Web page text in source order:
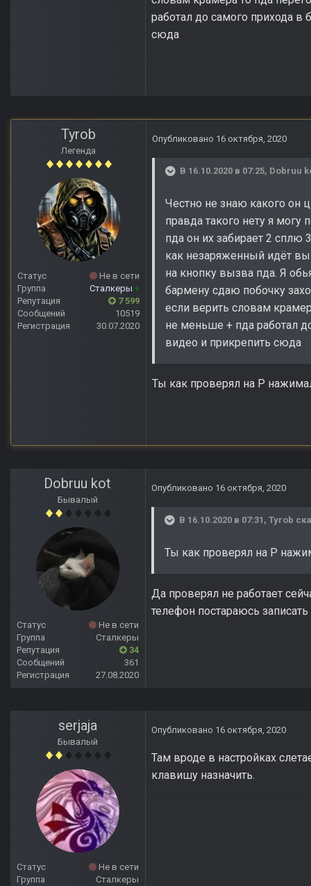
работал до самого прихода в
сюда
Tyrob
Легенда
Статус
Не в сети
Группа
Сталкеры +
Репутация
7 599
Сообщений
10519
Регистрация
30.07.2020
Опубликовано 16 октября, 2020
В 16.10.2020 в 07:25, Dobruu
Честно не знаю какого он
правда такого нету я могу
пда он их забирает 2 сплю
как незаряженный идёт
на кнопку вызва пда. Я
бармену сдаю побочку
если верить словам
не меньше + пда работал
видео и прикрепить сюда
Ты как проверял на P
Dobruu kot
Бывалый
Статус
Не в сети
Группа
Сталкеры
Репутация
34
Сообщений
361
Регистрация
27.08.2020
Опубликовано 16 октября, 2020
В 16.10.2020 в 07:31, Tyrob
Ты как проверял на P
Да проверял не работает
телефон постараюсь записать
serjaja
Бывалый
Статус
Не в сети
Группа
Сталкеры
Опубликовано 16 октября, 2020
Там вроде в настройках
клавишу назначить.